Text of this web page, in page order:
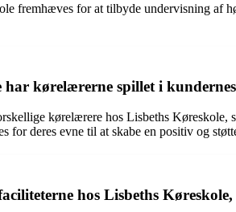
fremhæves for at tilbyde undervisning af
kørelærerne spillet i
kørelærere hos Lisbeths Køreskole,
for deres evne til at skabe en positiv og
hos Lisbeths